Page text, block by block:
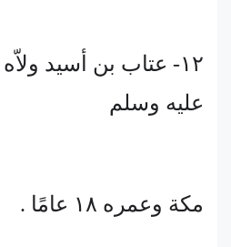
١٢- عتاب بن أسيد
عليه وسلم
مكة وعمره ١٨ عامًا .